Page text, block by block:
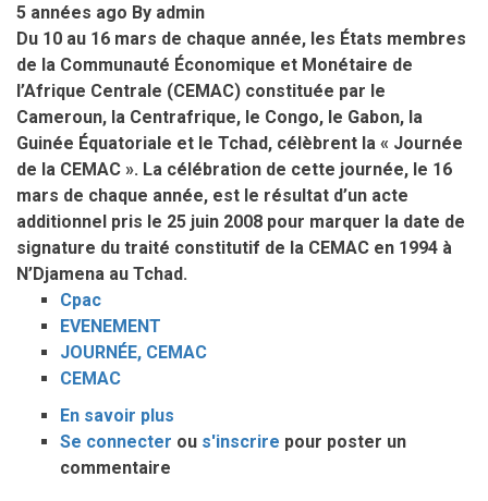
Afrique
(PP/PDDAA)
:
RAPPORT
DE
MISSION
5 années ago By admin
Du 10 au 16 mars de chaque année, les États membres
de la Communauté Économique et Monétaire de
l’Afrique Centrale (CEMAC) constituée par le
Cameroun, la Centrafrique, le Congo, le Gabon, la
Guinée Équatoriale et le Tchad, célèbrent la « Journée
de la CEMAC ». La célébration de cette journée, le 16
mars de chaque année, est le résultat d’un acte
additionnel pris le 25 juin 2008 pour marquer la date de
signature du traité constitutif de la CEMAC en 1994 à
N’Djamena au Tchad.
Cpac
EVENEMENT
JOURNÉE, CEMAC
CEMAC
En savoir plus
LE
Se connecter ou s'inscrire pour poster un
commentaire